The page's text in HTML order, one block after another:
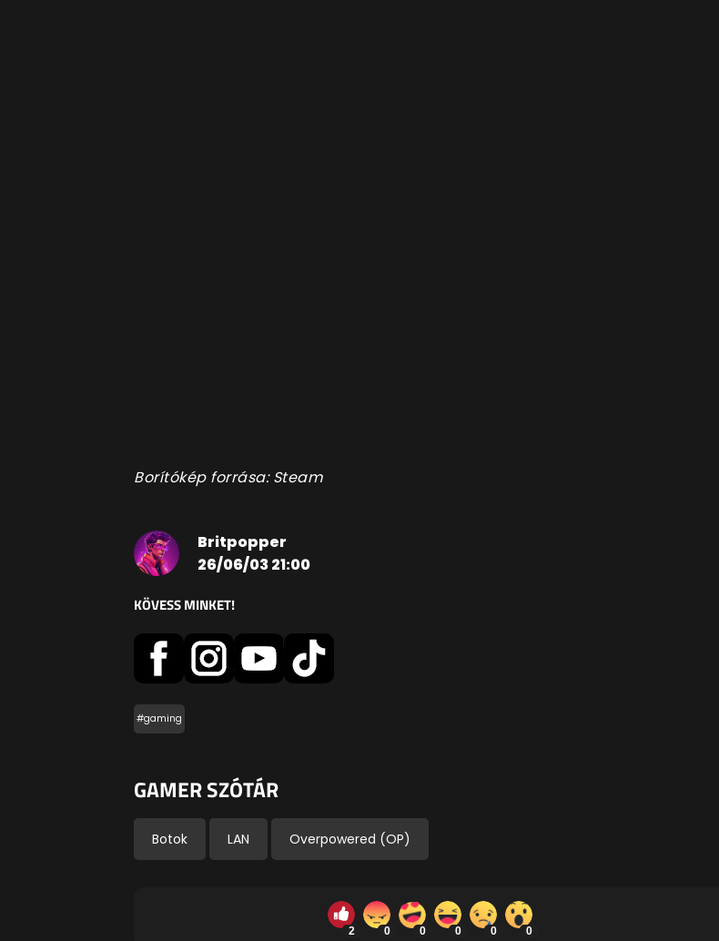
Borítókép forrása: Steam
Britpopper
26/06/03 21:00
KÖVESS MINKET!
#gaming
GAMER SZÓTÁR
Botok LAN Overpowered (OP)
2 0 0 0 0 0